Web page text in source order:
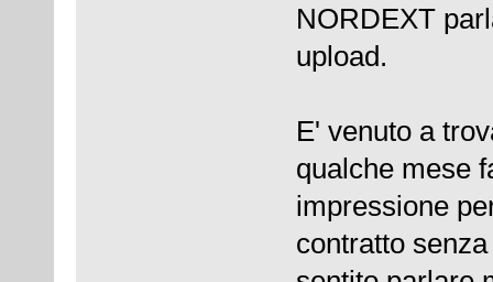
NORDEXT
upload.
E' venuto a
qualche mese
impressione
contratto